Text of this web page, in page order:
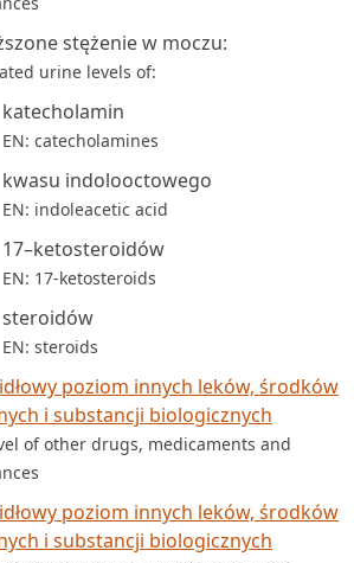
stężenie w moczu:
urine levels of:
katecholamin
EN: catecholamines
kwasu indolooctowego
EN: indoleacetic acid
17–ketosteroidów
EN: 17-ketosteroids
steroidów
EN: steroids
poziom innych leków, środków
i substancji biologicznych
of other drugs, medicaments and
poziom innych leków, środków
i substancji biologicznych